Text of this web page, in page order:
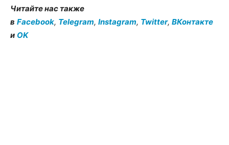
Читайте нас также
в Facebook, Telegram, Instagram, Twitter, ВКонтакте
и OK